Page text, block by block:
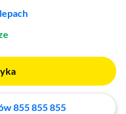
855 855 855